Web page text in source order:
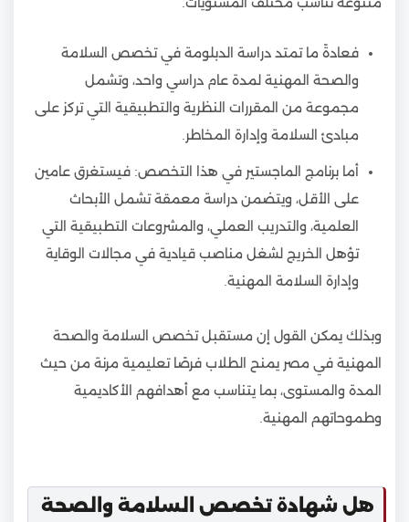
فعادةً ما تمتد دراسة الدبلومة في تخصص السلامة
والصحة المهنية لمدة عام دراسي واحد، وتشمل
مجموعة من المقررات النظرية والتطبيقية التي تركز على
مبادئ السلامة وإدارة المخاطر.
أما برنامج الماجستير في هذا التخصص: فيستغرق عامين
على الأقل، ويتضمن دراسة معمقة تشمل الأبحاث
العلمية، والتدريب العملي، والمشروعات التطبيقية التي
تؤهل الخريج لشغل مناصب قيادية في مجالات الوقاية
وإدارة السلامة المهنية.
وبذلك يمكن القول إن مستقبل تخصص السلامة والصحة
المهنية في مصر يمنح الطلاب فرصًا تعليمية مرنة من حيث
المدة والمستوى، بما يتناسب مع أهدافهم الأكاديمية
وطموحاتهم المهنية.
هل شهادة تخصص السلامة والصحة